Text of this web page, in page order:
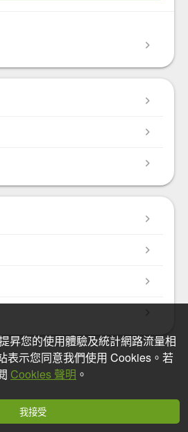
昇您的使用體驗及統計網路流量相
表示您同意我們使用 Cookies。若
Cookies 聲明 。
我接受